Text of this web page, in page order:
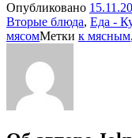
Опубликовано
Вторые блюда, Еда -
мясомМетки к мясным,